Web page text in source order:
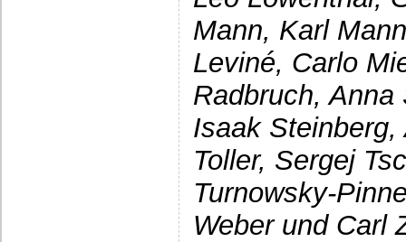
Mann, Karl
Leviné, Carlo
Radbruch,
Isaak
Toller, Sergej
Turnowsky-
Weber und